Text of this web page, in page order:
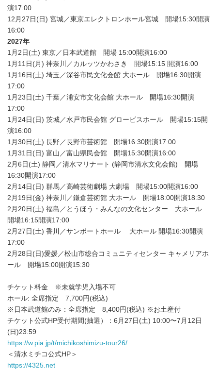
演17:00
12月27日(日) 宮城／東京エレクトロンホール宮城 開場15:30開演
16:00
2027年
1月2日(土) 東京／日本武道館 開場 15:00開演16:00
1月11日(月) 神奈川／カルッツかわさき 開場15:15 開演16:00
1月16日(土) 埼玉／深谷市民文化会館 大ホール 開場16:30開演
17:00
1月23日(土) 千葉／浦安市文化会館 大ホール 開場16:30開演
17:00
1月24日(日) 茨城／水戸市民会館 グロービスホール 開場15:15開
演16:00
1月30日(土) 長野／長野市芸術館 開場16:30開演17:00
1月31日(日) 富山／富山県民会館 開場15:30開演16:00
2月6日(土) 静岡／清水マリナート (静岡市清水文化会館) 開場
16:30開演17:00
2月14日(日) 群馬／高崎芸術劇場 大劇場 開場15:00開演16:00
2月19日(金) 神奈川／鎌倉芸術館 大ホール 開場18:00開演18:30
2月20日(土) 福島／とうほう・みんなの文化センター 大ホール
開場16:15開演17:00
2月27日(土) 香川／サンポートホール 大ホール 開場16:30開演
17:00
2月28日(日)愛媛／松山市総合コミュニティセンター キャメリアホ
ール 開場15:00開演15:30
チケット料金 ※未就学児入場不可
ホール: 全席指定 7,700円(税込)
※日本武道館のみ：全席指定 8,400円(税込) ※お土産付
チケット公式HP受付期間(抽選）：6月27日(土) 10:00〜7月12日
(日)23:59
https://w.pia.jp/t/michikoshimizu-tour26/
＜清水ミチコ公式HP＞
https://4325.net